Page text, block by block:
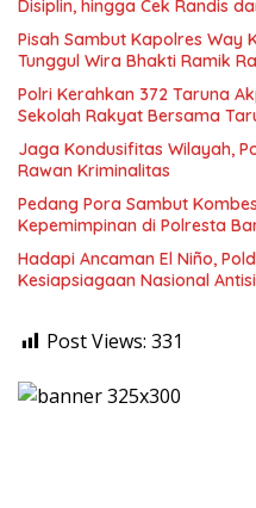
Disiplin, hingga Cek Randis
Pisah Sambut Kapolres Way
Tunggul Wira Bhakti Ramik
Polri Kerahkan 372 Taruna
Sekolah Rakyat Bersama
Jaga Kondusifitas Wilayah,
Rawan Kriminalitas
Pedang Pora Sambut
Kepemimpinan di Polresta
Hadapi Ancaman El Niño,
Kesiapsiagaan Nasional
Post Views: 331